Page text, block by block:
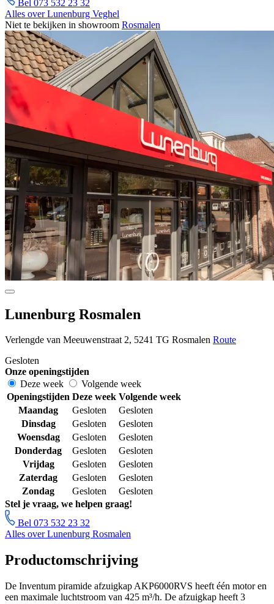
Bel 073 532 23 32
Alles over Lunenburg Veghel
Niet te bekijken in showroom Rosmalen
Lunenburg Rosmalen
Verlengde van Meeuwenstraat 2, 5241 TG Rosmalen Route
Gesloten
Onze openingstijden
Deze week
Volgende week
Openingstijden Deze week Volgende week
Maandag
Gesloten
Gesloten
Dinsdag
Gesloten
Gesloten
Woensdag
Gesloten
Gesloten
Donderdag
Gesloten
Gesloten
Vrijdag
Gesloten
Gesloten
Zaterdag
Gesloten
Gesloten
Zondag
Gesloten
Gesloten
Stel je vraag, we helpen graag!
Bel 073 532 23 32
Alles over Lunenburg Rosmalen
Productomschrijving
De Inventum piramide afzuigkap AKP6000RVS heeft één motor en
een maximale luchtstroom van 425 m³/h. De afzuigkap heeft 3